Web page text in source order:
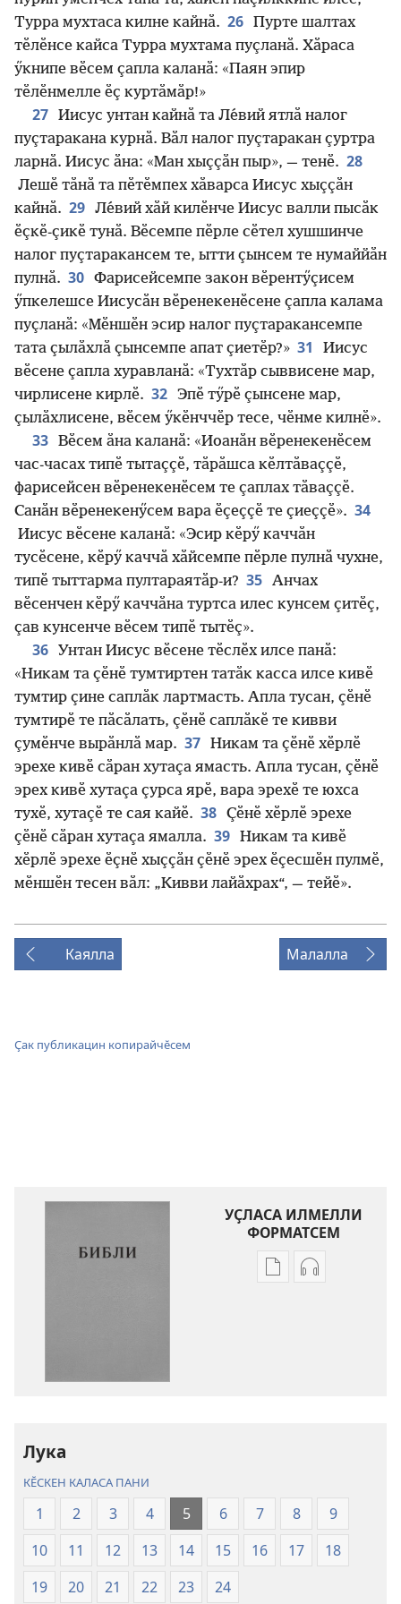
Турра мухтаса килне кайнӑ. 26 Пурте шалтах
тӗлӗнсе кайса Турра мухтама пуҫланӑ. Хӑраса
ӳкнипе вӗсем ҫапла каланӑ: «Паян эпир
тӗлӗнмелле ӗҫ куртӑмӑр!»
27 Иисус унтан кайнӑ та Ле́вий ятлӑ налог
пуҫтаракана курнӑ. Вӑл налог пуҫтаракан ҫуртра
ларнӑ. Иисус ӑна: «Ман хыҫҫӑн пыр», — тенӗ. 28
Лешӗ тӑнӑ та пӗтӗмпех хӑварса Иисус хыҫҫӑн
кайнӑ. 29 Ле́вий хӑй килӗнче Иисус валли пысӑк
ӗҫкӗ-ҫикӗ тунӑ. Вӗсемпе пӗрле сӗтел хушшинче
налог пуҫтаракансем те, ытти ҫынсем те нумаййӑн
пулнӑ. 30 Фарисейсемпе закон вӗрентӳҫисем
ӳпкелешсе Иисусӑн вӗренекенӗсене ҫапла калама
пуҫланӑ: «Мӗншӗн эсир налог пуҫтаракансемпе
тата ҫылӑхлӑ ҫынсемпе апат ҫиетӗр?» 31
Иисус
вӗсене ҫапла хуравланӑ: «Тухтӑр сыввисене мар,
чирлисене кирлӗ. 32 Эпӗ тӳрӗ ҫынсене мар,
ҫылӑхлисене, вӗсем ӳкӗнччӗр тесе, чӗнме килнӗ».
33 Вӗсем ӑна каланӑ: «Иоанӑн вӗренекенӗсем
час-часах типӗ тытаҫҫӗ, тӑрӑшса кӗлтӑваҫҫӗ,
фарисейсен вӗренекенӗсем те ҫаплах тӑваҫҫӗ.
Санӑн вӗренекенӳсем вара ӗҫеҫҫӗ те ҫиеҫҫӗ». 34
Иисус вӗсене каланӑ: «Эсир кӗрӳ каччӑн
тусӗсене, кӗрӳ каччӑ хӑйсемпе пӗрле пулнӑ чухне,
типӗ тыттарма пултараятӑр-и? 35 Анчах
вӗсенчен кӗрӳ каччӑна туртса илес кунсем ҫитӗҫ,
ҫав кунсенче вӗсем типӗ тытӗҫ».
36
Унтан Иисус вӗсене тӗслӗх илсе панӑ:
«Никам та ҫӗнӗ тумтиртен татӑк касса илсе кивӗ
тумтир ҫине саплӑк лартмасть. Апла тусан, ҫӗнӗ
тумтирӗ те пӑсӑлать, ҫӗнӗ саплӑкӗ те кивви
ҫумӗнче вырӑнлӑ мар. 37 Никам та ҫӗнӗ хӗрлӗ
эрехе кивӗ сӑран хутаҫа ямасть. Апла тусан, ҫӗнӗ
эрех кивӗ хутаҫа ҫурса ярӗ, вара эрехӗ те юхса
тухӗ, хутаҫӗ те сая кайӗ. 38 Ҫӗнӗ хӗрлӗ эрехе
ҫӗнӗ сӑран хутаҫа ямалла. 39 Никам та кивӗ
хӗрлӗ эрехе ӗҫнӗ хыҫҫӑн ҫӗнӗ эрех ӗҫесшӗн пулмӗ,
мӗншӗн тесен вӑл: „Кивви лайӑхрах“, — тейӗ».
Каялла Малалла
Ҫак публикацин копирайчӗсем
УҪЛАСА ИЛМЕЛЛИ
ФОРМАТСЕМ
Публикацине
Лука
КӖСКЕН КАЛАСА ПАНИ
1 2 3 4 5 6 7 8
9
10
11 12 13 14 15 16 17
18
19
20 21 22 23 24